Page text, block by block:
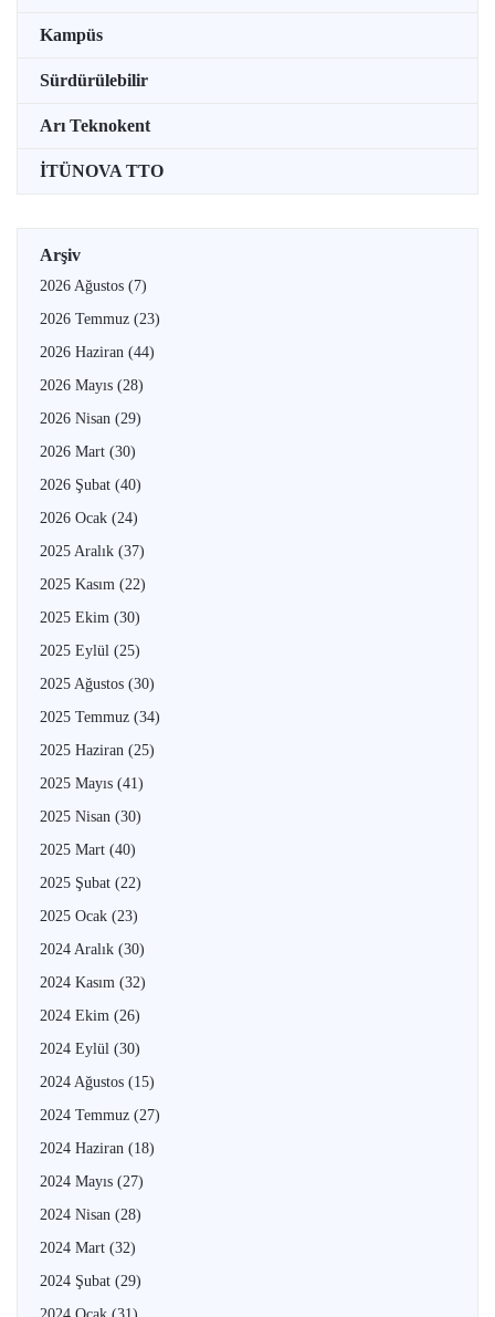
Kampüs
Sürdürülebilir
Arı Teknokent
İTÜNOVA TTO
Arşiv
2026 Ağustos (7)
2026 Temmuz (23)
2026 Haziran (44)
2026 Mayıs (28)
2026 Nisan (29)
2026 Mart (30)
2026 Şubat (40)
2026 Ocak (24)
2025 Aralık (37)
2025 Kasım (22)
2025 Ekim (30)
2025 Eylül (25)
2025 Ağustos (30)
2025 Temmuz (34)
2025 Haziran (25)
2025 Mayıs (41)
2025 Nisan (30)
2025 Mart (40)
2025 Şubat (22)
2025 Ocak (23)
2024 Aralık (30)
2024 Kasım (32)
2024 Ekim (26)
2024 Eylül (30)
2024 Ağustos (15)
2024 Temmuz (27)
2024 Haziran (18)
2024 Mayıs (27)
2024 Nisan (28)
2024 Mart (32)
2024 Şubat (29)